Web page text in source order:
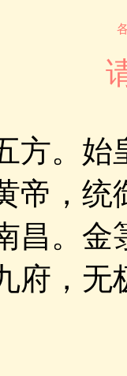
方。
帝，
昌。
府，